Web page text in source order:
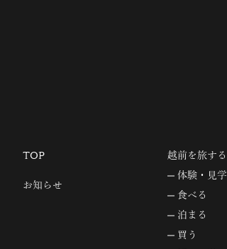
TOP
お知らせ
越前を旅する
体験・見学
食べる
泊まる
買う